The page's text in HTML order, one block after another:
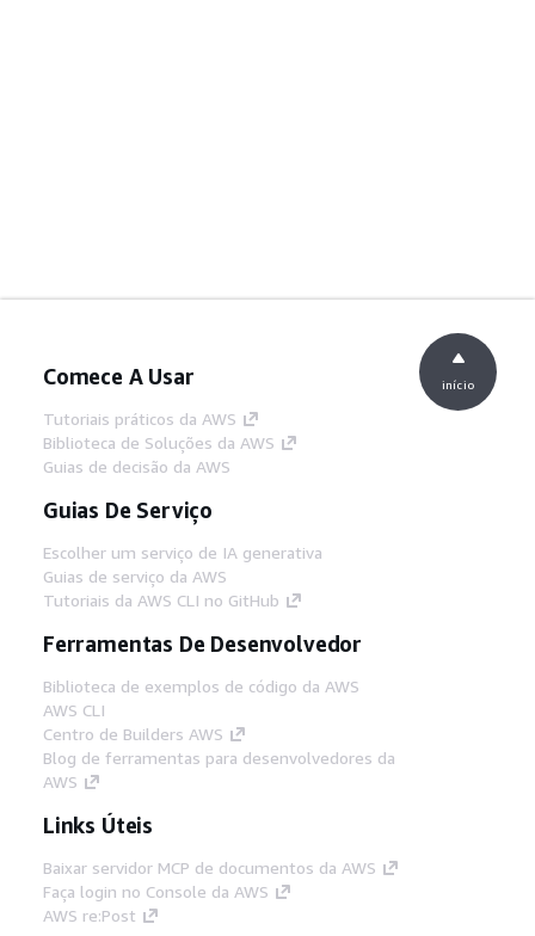
Comece A Usar
Tutoriais práticos da AWS
Biblioteca de Soluções da AWS
Guias de decisão da AWS
Guias De Serviço
Escolher um serviço de IA generativa
Guias de serviço da AWS
Tutoriais da AWS CLI no GitHub
Ferramentas De Desenvolvedor
Biblioteca de exemplos de código da AWS
AWS CLI
Centro de Builders AWS
Blog de ferramentas para desenvolvedores da
AWS
Links Úteis
Baixar servidor MCP de documentos da AWS
Faça login no Console da AWS
AWS re:Post
início